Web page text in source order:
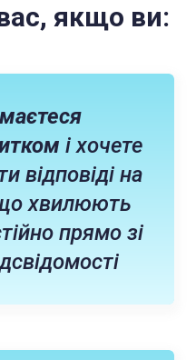
якщо ви:
і хочете
відповіді на
хвилюють
прямо зі